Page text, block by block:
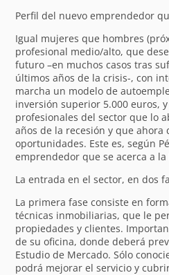
Perfil del nuevo emprendedor
Igual mujeres que hombres
profesional medio/alto, que
futuro –en muchos casos tras
últimos años de la crisis-, con
marcha un modelo de
inversión superior 5.000 euros,
profesionales del sector que lo
años de la recesión y que ahora
oportunidades. Este es, según
emprendedor que se acerca a
La entrada en el sector, en dos
La primera fase consiste en
técnicas inmobiliarias, que le
propiedades y clientes.
de su oficina, donde deberá
Estudio de Mercado. Sólo
podrá mejorar el servicio y